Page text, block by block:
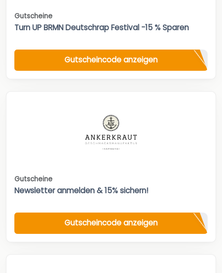
Gutscheine
Turn UP BRMN Deutschrap Festival -15 % Sparen
Gutscheincode anzeigen
Gutscheine
Newsletter anmelden & 15% sichern!
Gutscheincode anzeigen